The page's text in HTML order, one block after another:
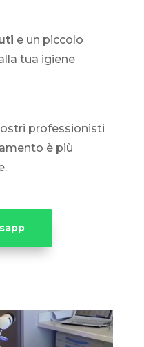
e un piccolo
tua igiene
professionisti
è più